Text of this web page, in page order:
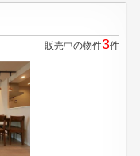
販売中の物件3件